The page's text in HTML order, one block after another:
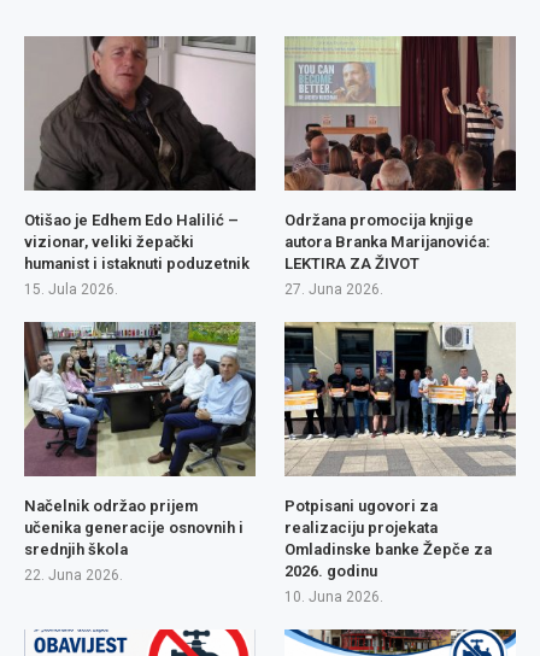
Otišao je Edhem Edo Halilić –
vizionar, veliki žepački
humanist i istaknuti poduzetnik
15. Jula 2026.
Održana promocija knjige
autora Branka Marijanovića:
LEKTIRA ZA ŽIVOT
27. Juna 2026.
Načelnik održao prijem
učenika generacije osnovnih i
srednjih škola
22. Juna 2026.
Potpisani ugovori za
realizaciju projekata
Omladinske banke Žepče za
2026. godinu
10. Juna 2026.